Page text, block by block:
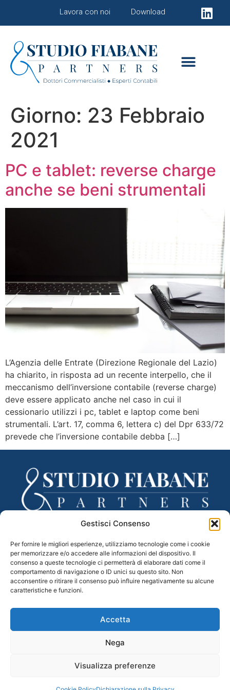
Gestisci Consenso
Per fornire le migliori esperienze, utilizziamo tecnologie come i cookie
per memorizzare e/o accedere alle informazioni del dispositivo. Il
consenso a queste tecnologie ci permetterà di elaborare dati come il
comportamento di navigazione o ID unici su questo sito. Non
acconsentire o ritirare il consenso può influire negativamente su alcune
caratteristiche e funzioni.
Accetta
Nega
Visualizza preferenze
Lavora con noi Download
Giorno: 23 Febbraio
2021
PC e tablet: reverse charge
anche se beni strumentali
L’Agenzia delle Entrate (Direzione Regionale del Lazio)
ha chiarito, in risposta ad un recente interpello, che il
meccanismo dell’inversione contabile (reverse charge)
deve essere applicato anche nel caso in cui il
cessionario utilizzi i pc, tablet e laptop come beni
strumentali. L’art. 17, comma 6, lettera c) del Dpr 633/72
prevede che l’inversione contabile debba […]
tel. 0422 433332 – fax 0422 433335
Mail –segreteria@studiofiabane.it
PEC –fiabane.partners@legalmail.it
C.F. e P.IVA 04983110265